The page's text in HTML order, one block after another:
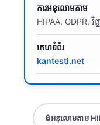
ការអនុលោមតាម
HIPAA, GDPR, វិ
គេហទំព័រ
kantesti.net
🔒អនុលោមតាម